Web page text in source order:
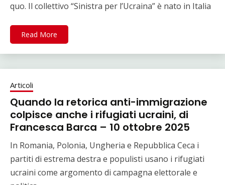
quo. Il collettivo “Sinistra per l’Ucraina” è nato in Italia
Read More
Articoli
Quando la retorica anti-immigrazione
colpisce anche i rifugiati ucraini, di
Francesca Barca – 10 ottobre 2025
In Romania, Polonia, Ungheria e Repubblica Ceca i
partiti di estrema destra e populisti usano i rifugiati
ucraini come argomento di campagna elettorale e